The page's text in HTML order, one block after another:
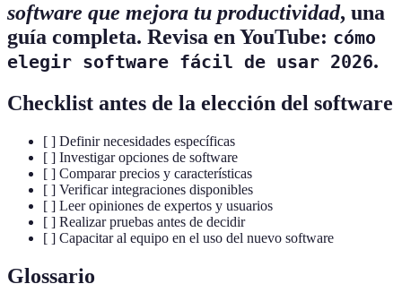
software que mejora tu productividad, una
guía completa. Revisa en YouTube: cómo
elegir software fácil de usar 2026.
Checklist antes de la elección del software
[ ] Definir necesidades específicas
[ ] Investigar opciones de software
[ ] Comparar precios y características
[ ] Verificar integraciones disponibles
[ ] Leer opiniones de expertos y usuarios
[ ] Realizar pruebas antes de decidir
[ ] Capacitar al equipo en el uso del nuevo software
Glossario